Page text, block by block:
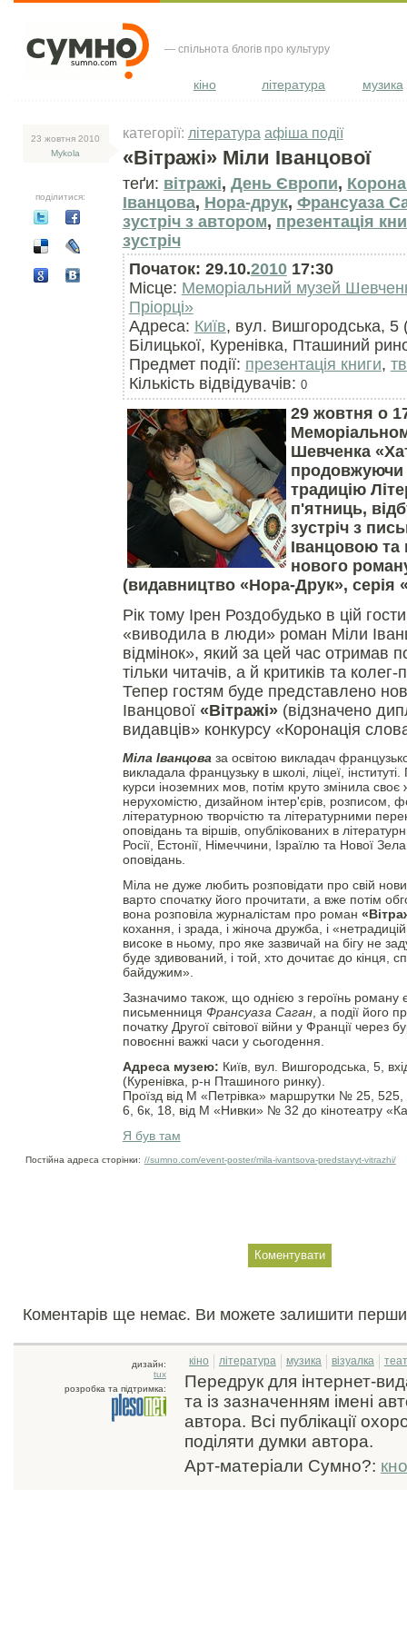
— спільнота блогів про культуру
кіно література музика
23 жовтня 2010
Mykola
поділитися:
категорії: література афіша події
«Вітражі» Міли Іванцової
теґи: вітражі, День Європи,
Іванцова, Нора-друк, Франсуаза
зустріч з автором, презентація
зустріч
Початок: 29.10.201017:30
Місце: Меморіальний музей
Пріорці»
Адреса: Київ, вул. Вишгородська, 5
Білицької, Куренівка, Пташиний
Предмет події: презентація книги,
Кількість відвідувачів: 0
29 жовтня о
Шевченка
продовжуючи
традицію
п'ятниць,
зустріч з
Іванцовою та
нового
(видавництво «Нора-Друк», серія
Рік тому Ірен Роздобудько в цій
«виводила в люди» роман Міли
відмінок», який за цей час отримав
тільки читачів, а й критиків та
Тепер гостям буде представлено
Іванцової «Вітражі»(відзначено
видавців» конкурсу «Коронація
Міла Іванцова за освітою викладач
викладала французьку в школі, ліцеї,
курси іноземних мов, потім круто змінила
нерухомістю, дизайном інтер'єрів, розписом,
літературною творчістю та літературними
оповідань та віршів, опублікованих в
Росії, Естонії, Німеччини, Ізраїлю та Нової
оповідань.
Міла не дуже любить розповідати про свій
варто спочатку його прочитати, а вже потім
вона розповіла журналістам про роман
кохання, і зрада, і жіноча дружба, і
високе в ньому, про яке зазвичай на бігу не
буде здивований, і той, хто дочитає до кінця,
байдужим».
Зазначимо також, що однією з героїнь роману
письменниця Франсуаза Саган, а події його
початку Другої світової війни у Франції через
повоєнні важкі часи у сьогодення.
Адреса музею: Київ, вул. Вишгородська, 5,
(Куренівка, р-н Пташиного ринку).
Проїзд від М «Петрівка» маршрутки № 25,
6, 6к, 18, від М «Нивки» № 32 до кінотеатру
Я був там
Постійна адреса сторінки: //sumno.com/event-poster/mila-ivantsova-predstavyt-vitrazhi/
Коментарів ще немає. Ви можете залишити
дизайн:
tux
розробка та підтримка:
кіно література музика візуалка
Передрук для інтернет-
та із зазначенням імені
автора. Всі публікації
поділяти думки автора.
Арт-матеріали Сумно?: